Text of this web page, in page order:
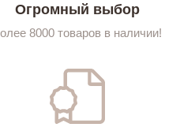
Огромный выбор
8000 товаров в наличии!